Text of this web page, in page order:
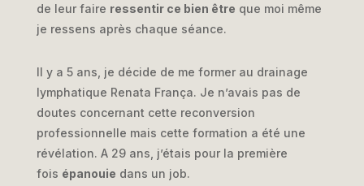
de leur faire ressentir ce bien être que moi même
je ressens après chaque séance.
Il y a 5 ans, je décide de me former au drainage
lymphatique Renata França. Je n’avais pas de
doutes concernant cette reconversion
professionnelle mais cette formation a été une
révélation. A 29 ans, j’étais pour la première
fois épanouie dans un job.